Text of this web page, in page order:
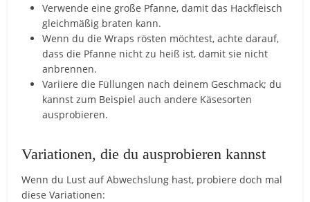
Verwende eine große Pfanne, damit das Hackfleisch
gleichmäßig braten kann.
Wenn du die Wraps rösten möchtest, achte darauf,
dass die Pfanne nicht zu heiß ist, damit sie nicht
anbrennen.
Variiere die Füllungen nach deinem Geschmack; du
kannst zum Beispiel auch andere Käsesorten
ausprobieren.
Variationen, die du ausprobieren kannst
Wenn du Lust auf Abwechslung hast, probiere doch mal
diese Variationen: